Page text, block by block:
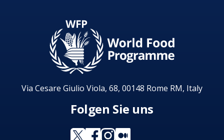
Via Cesare Giulio Viola, 68, 00148 Rome RM, Italy
Folgen Sie uns